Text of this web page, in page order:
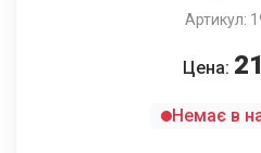
Артикул:
Цена:
Немає в